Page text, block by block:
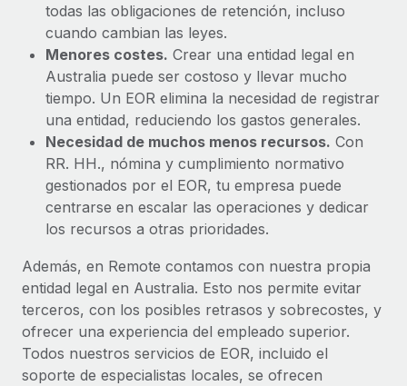
todas las obligaciones de retención, incluso
cuando cambian las leyes.
Menores costes. Crear una entidad legal en
Australia puede ser costoso y llevar mucho
tiempo. Un EOR elimina la necesidad de registrar
una entidad, reduciendo los gastos generales.
Necesidad de muchos menos recursos. Con
RR. HH., nómina y cumplimiento normativo
gestionados por el EOR, tu empresa puede
centrarse en escalar las operaciones y dedicar
los recursos a otras prioridades.
Además, en Remote contamos con nuestra propia
entidad legal en Australia. Esto nos permite evitar
terceros, con los posibles retrasos y sobrecostes, y
ofrecer una experiencia del empleado superior.
Todos nuestros servicios de EOR, incluido el
soporte de especialistas locales, se ofrecen